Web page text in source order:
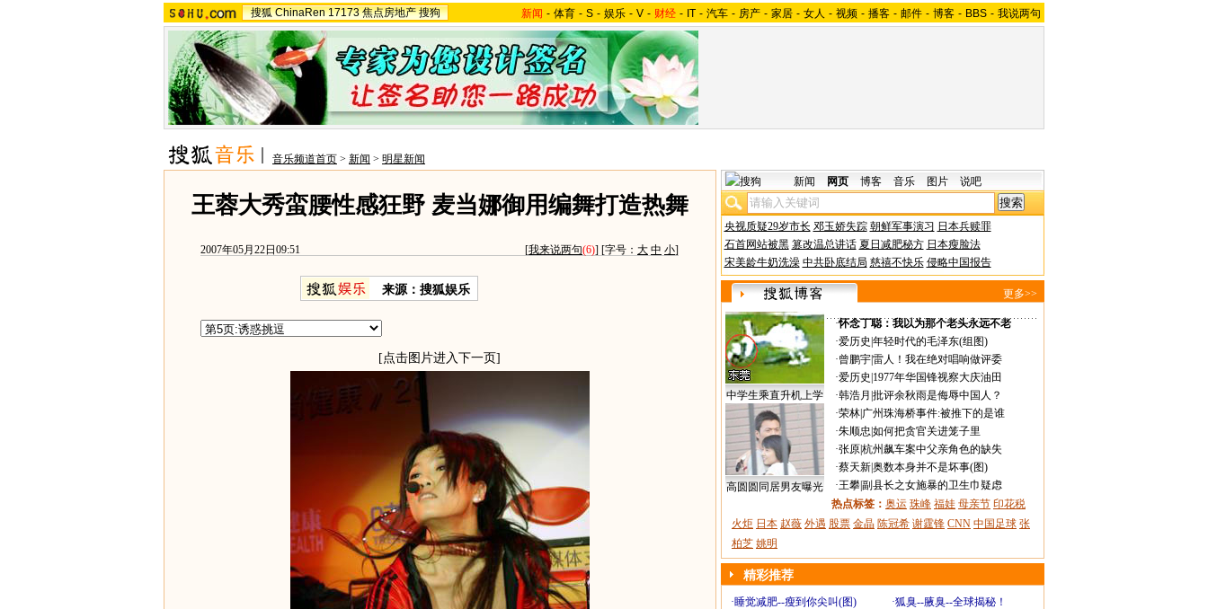
搜狐 ChinaRen 17173 焦点房地产 搜狗 新闻 - 体育 - S - 娱乐 - V - 财经 - IT - 汽车 - 房产 - 家居 - 女人 - 视频 - 播客 - 邮件 - 博客 - BBS - 我说两句
音乐频道首页 > 新闻 > 明星新闻
王蓉大秀蛮腰性感狂野 麦当娜御用编舞打造热舞
2007年05月22日09:51 [我来说两句(6)] [字号： 大 中 小]
来源：搜狐娱乐
[点击图片进入下一页]
新闻 网页 博客 音乐 图片 说吧
央视质疑29岁市长 邓玉娇失踪 朝鲜军事演习 日本兵赎罪
石首网站被黑 篡改温总讲话 夏日减肥秘方 日本瘦脸法
宋美龄牛奶洗澡 中共卧底结局 慈禧不快乐 侵略中国报告
更多>>
中学生乘直升机上学
高圆圆同居男友曝光
·怀念丁聪：我以为那个老头永远不老
·爱历史 年轻时代的毛泽东(组图)
·曾鹏宇|雷人！我在绝对唱响做评委
·爱历史 1977年华国锋视察大庆油田
·韩浩月 批评余秋雨是侮辱中国人？
·荣林| 广州珠海桥事件:被推下的是谁
·朱顺忠 如何把贪官关进笼子里
·张原|杭州飙车案中父亲角色的缺失
·蔡天新|奥数本身并不是坏事(图)
·王攀|副县长之女施暴的卫生巾疑虑
热点标签： 奥运 珠峰 福娃 母亲节 印花税
火炬 日本 赵薇 外遇 股票 金晶 陈冠希 谢霆锋 CNN 中国足球 张
柏芝 姚明
精彩推荐
·睡觉减肥--瘦到你尖叫(图) ·狐臭--腋臭--全球揭秘！